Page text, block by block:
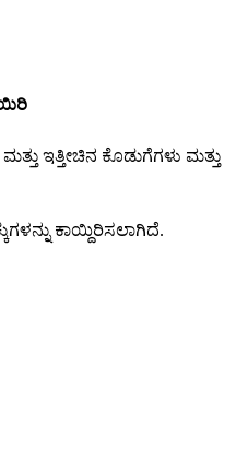
ಇತ್ತೀಚಿನ ಕೊಡುಗೆಗಳು ಮತ್ತು
ಕಾಯ್ದಿರಿಸಲಾಗಿದೆ.